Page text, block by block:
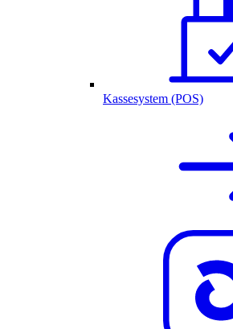
Kassesystem (POS)